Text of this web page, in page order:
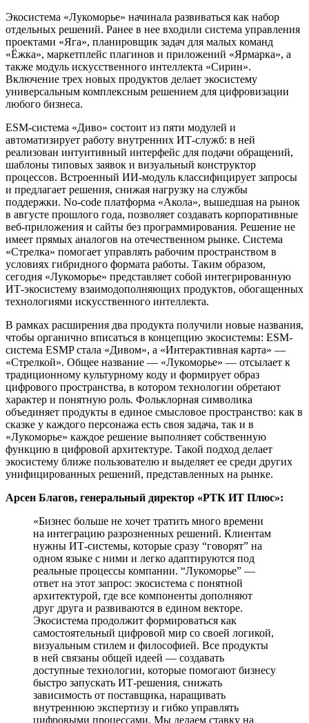
Экосистема «Лукоморье» начинала развиваться как набор
отдельных решений. Ранее в нее входили система управления
проектами «Яга», планировщик задач для малых команд
«Ёжка», маркетплейс плагинов и приложений «Ярмарка», а
также модуль искусственного интеллекта «Сирин».
Включение трех новых продуктов делает экосистему
универсальным комплексным решением для цифровизации
любого бизнеса.
ESM-система «Диво» состоит из пяти модулей и
автоматизирует работу внутренних ИТ-служб: в ней
реализован интуитивный интерфейс для подачи обращений,
шаблоны типовых заявок и визуальный конструктор
процессов. Встроенный ИИ-модуль классифицирует запросы
и предлагает решения, снижая нагрузку на службы
поддержки. No-code платформа «Акола», вышедшая на рынок
в августе прошлого года, позволяет создавать корпоративные
веб-приложения и сайты без программирования. Решение не
имеет прямых аналогов на отечественном рынке. Система
«Стрелка» помогает управлять рабочим пространством в
условиях гибридного формата работы. Таким образом,
сегодня «Лукоморье» представляет собой интегрированную
ИТ-экосистему взаимодополняющих продуктов, обогащенных
технологиями искусственного интеллекта.
В рамках расширения два продукта получили новые названия,
чтобы органично вписаться в концепцию экосистемы: ESM-
система ESMP стала «Дивом», а «Интерактивная карта» —
«Стрелкой». Общее название — «Лукоморье» — отсылает к
традиционному культурному коду и формирует образ
цифрового пространства, в котором технологии обретают
характер и понятную роль. Фольклорная символика
объединяет продукты в единое смысловое пространство: как в
сказке у каждого персонажа есть своя задача, так и в
«Лукоморье» каждое решение выполняет собственную
функцию в цифровой архитектуре. Такой подход делает
экосистему ближе пользователю и выделяет ее среди других
унифицированных решений, представленных на рынке.
Арсен Благов, генеральный директор «РТК ИТ Плюс»:
«Бизнес больше не хочет тратить много времени
на интеграцию разрозненных решений. Клиентам
нужны ИТ-системы, которые сразу “говорят” на
одном языке с ними и легко адаптируются под
реальные процессы компании. “Лукоморье” —
ответ на этот запрос: экосистема с понятной
архитектурой, где все компоненты дополняют
друг друга и развиваются в едином векторе.
Экосистема продолжит формироваться как
самостоятельный цифровой мир со своей логикой,
визуальным стилем и философией. Все продукты
в ней связаны общей идеей — создавать
доступные технологии, которые помогают бизнесу
быстро запускать ИТ-решения, снижать
зависимость от поставщика, наращивать
внутреннюю экспертизу и гибко управлять
цифровыми процессами. Мы делаем ставку на